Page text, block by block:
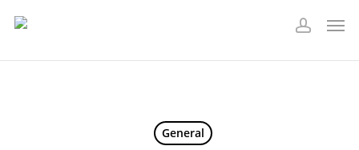
account
General